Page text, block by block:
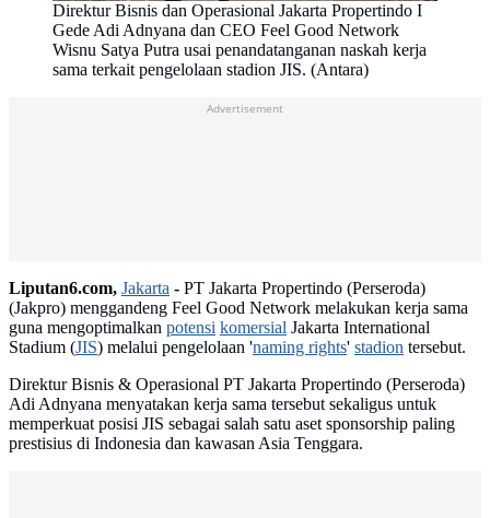
Direktur Bisnis dan Operasional Jakarta Propertindo I
Gede Adi Adnyana dan CEO Feel Good Network
Wisnu Satya Putra usai penandatanganan naskah kerja
sama terkait pengelolaan stadion JIS. (Antara)
Advertisement
Liputan6.com, Jakarta - PT Jakarta Propertindo (Perseroda)
(Jakpro) menggandeng Feel Good Network melakukan kerja sama
guna mengoptimalkan potensi komersial Jakarta International
Stadium (JIS) melalui pengelolaan 'naming rights' stadion tersebut.
Direktur Bisnis & Operasional PT Jakarta Propertindo (Perseroda)
Adi Adnyana menyatakan kerja sama tersebut sekaligus untuk
memperkuat posisi JIS sebagai salah satu aset sponsorship paling
prestisius di Indonesia dan kawasan Asia Tenggara.